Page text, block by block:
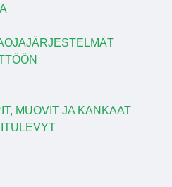
MUOVIT JA KANKAAT